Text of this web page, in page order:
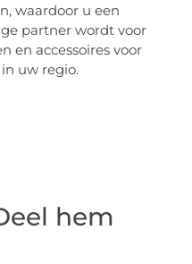
waardoor u een
partner wordt voor
en accessoires voor
uw regio.
hem